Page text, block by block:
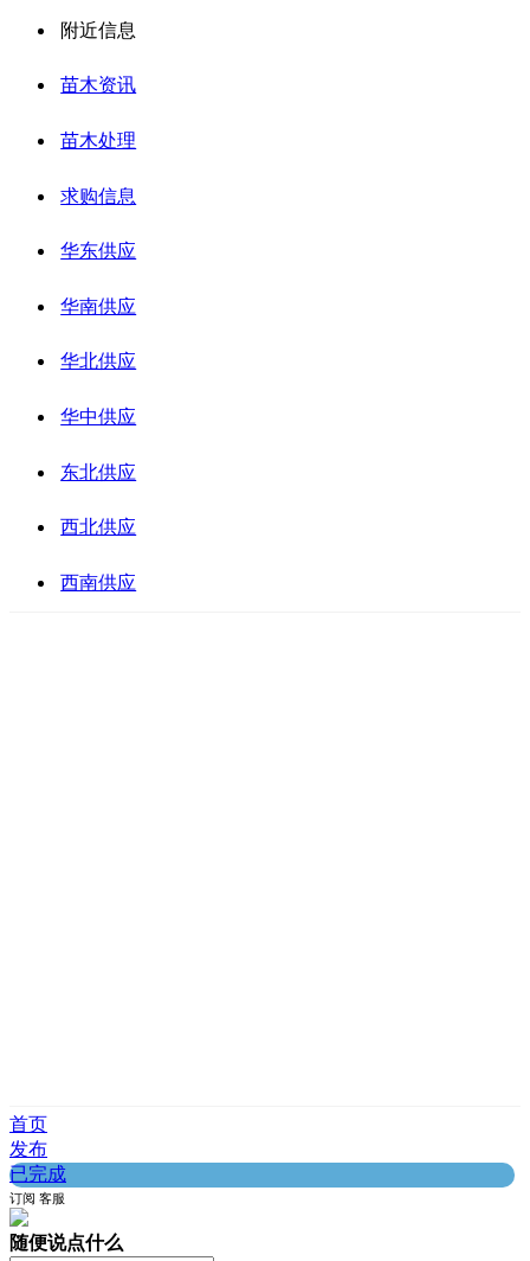
附近信息
苗木资讯
苗木处理
求购信息
华东供应
华南供应
华北供应
华中供应
东北供应
西北供应
西南供应
首页
发布
已完成
订阅 客服
随便说点什么